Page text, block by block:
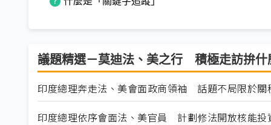
議題精選－莫迪法、美之行 積極走訪拚什
印度總理奔走法、美會面政商領袖 話題不局限於關
印度總理依序會面法、美官員 計劃修法開放核能投